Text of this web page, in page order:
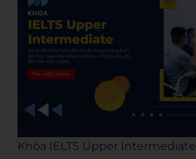
Khóa IELTS Upper Intermediate